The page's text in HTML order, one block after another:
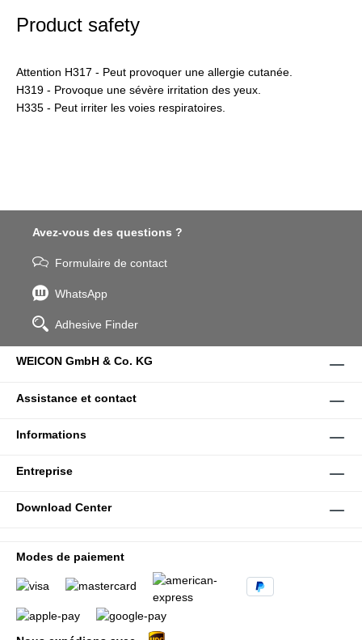
Product safety
Attention H317 - Peut provoquer une allergie cutanée.
H319 - Provoque une sévère irritation des yeux.
H335 - Peut irriter les voies respiratoires.
Avez-vous des questions ?
Formulaire de contact
WhatsApp
Adhesive Finder
WEICON GmbH & Co. KG
Assistance et contact
Informations
Entreprise
Download Center
Modes de paiement